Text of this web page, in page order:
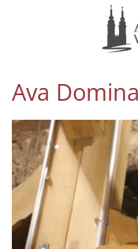
Zum Inhalt springen
Ava